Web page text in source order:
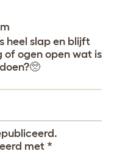
heel slap en blijft
of ogen open wat is
met *